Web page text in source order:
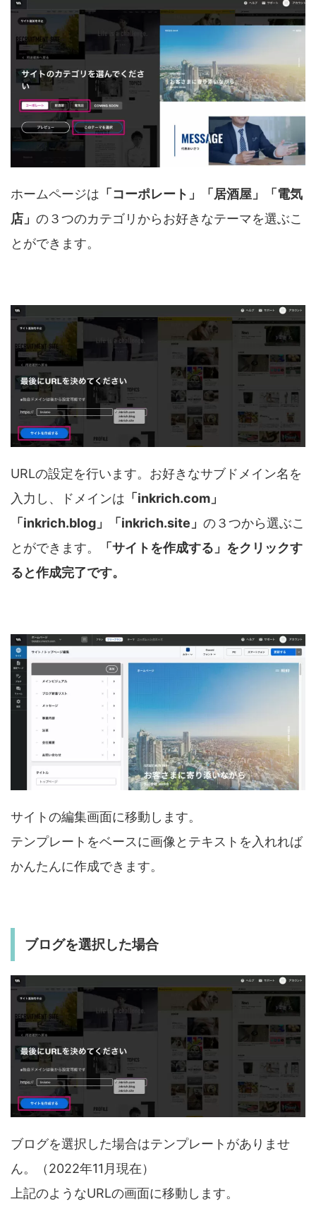
ホームページは 「コーポレート」「居酒屋」「電気
店」 の３つのカテゴリからお好きなテーマを選ぶこ
とができます。
URLの設定を行います。お好きなサブドメイン名を
入力し、ドメインは 「inkrich.com」
「inkrich.blog」「inkrich.site」 の３つから選ぶこ
とができます。
「サイトを作成する」をクリックす
ると作成完了です。
サイトの編集画面に移動します。
テンプレートをベースに画像とテキストを入れれば
かんたんに作成できます。
ブログを選択した場合
ブログを選択した場合はテンプレートがありませ
ん。（2022年11月現在）
上記のようなURLの画面に移動します。